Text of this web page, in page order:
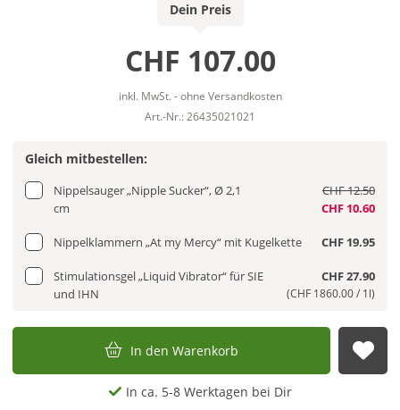
Dein Preis
CHF 107.00
inkl. MwSt. - ohne Versandkosten
Art.-Nr.: 26435021021
Gleich mitbestellen:
Nippelsauger „Nipple Sucker“, Ø 2,1
cm
CHF 12.50
CHF 10.60
Nippelklammern „At my Mercy“ mit Kugelkette CHF 19.95
Stimulationsgel „Liquid Vibrator“ für SIE
und IHN
CHF 27.90
(CHF 1860.00 / 1l)
In den Warenkorb
In ca. 5-8 Werktagen bei Dir